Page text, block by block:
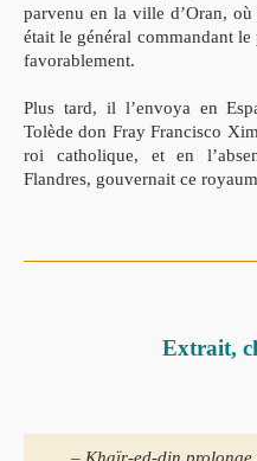
parvenu en la ville d’Oran,
était le général commandant le
favorablement.
Plus tard, il l’envoya en
Tolède don Fray Francisco
roi catholique, et en
Flandres, gouvernait ce
Extrait,
– Khaïr-ed-din prolonge